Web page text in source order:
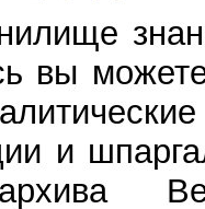
вы
и